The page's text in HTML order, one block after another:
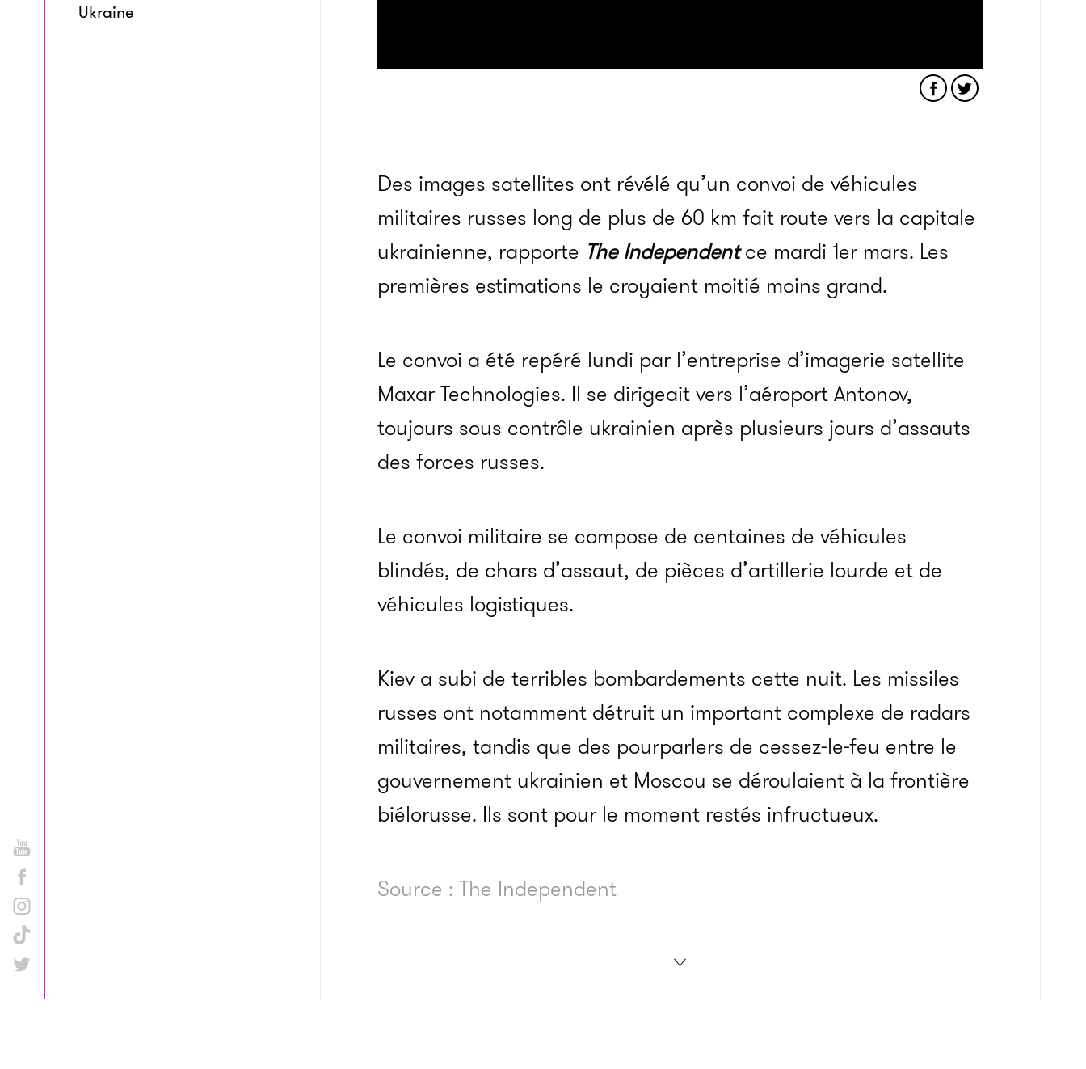
Ukraine
Des images satellites ont révélé qu’un convoi de véhicules
militaires russes long de plus de 60 km fait route vers la capitale
ukrainienne, rapporte The Independentce mardi 1er mars. Les
premières estimations le croyaient moitié moins grand.
Le convoi a été repéré lundi par l’entreprise d’imagerie satellite
Maxar Technologies. Il se dirigeait vers l’aéroport Antonov,
toujours sous contrôle ukrainien après plusieurs jours d’assauts
des forces russes.
Le convoi militaire se compose de centaines de véhicules
blindés, de chars d’assaut, de pièces d’artillerie lourde et de
véhicules logistiques.
Kiev a subi de terribles bombardements cette nuit. Les missiles
russes ont notamment détruit un important complexe de radars
militaires, tandis que des pourparlers de cessez-le-feu entre le
gouvernement ukrainien et Moscou se déroulaient à la frontière
biélorusse. Ils sont pour le moment restés infructueux.
Source : The Independent